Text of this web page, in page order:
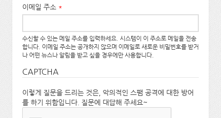
이메일 주소 *
수신할 수 있는 메일 주소를 입력하세요. 시스템이 이 주소로 메일을 전송
합니다. 이메일 주소는 공개하지 않으며 이메일로 새로운 비밀번호를 받거
나 어떤 뉴스나 알림을 받고 싶을 경우에만 사용합니다.
CAPTCHA
이렇게 질문을 드리는 것은, 악의적인 스팸 공격에 대한 방어
를 하기 위함입니다. 질문에 대답해 주세요~